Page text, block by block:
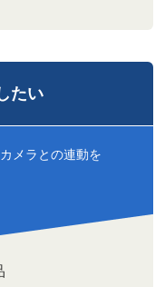
たい
メラとの連動を